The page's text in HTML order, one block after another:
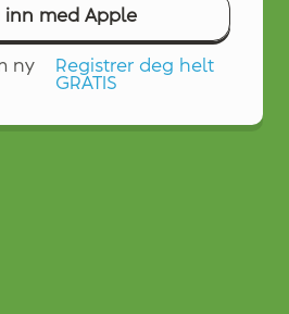
inn med Apple
ny
Registrer deg helt
GRATIS